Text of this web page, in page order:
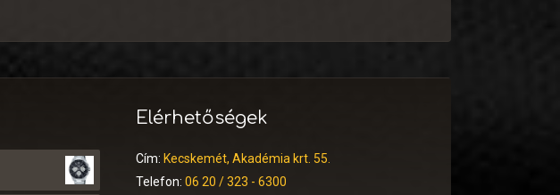
Elérhetőségek
Cím: Kecskemét, Akadémia krt. 55.
Telefon: 06 20 / 323 - 6300